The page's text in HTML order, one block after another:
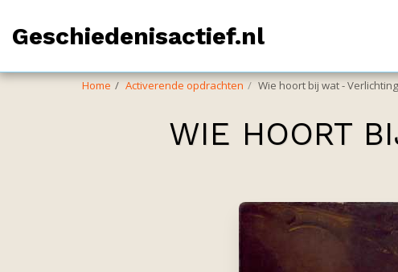
Geschiedenisactief.nl
Home Activerende opdrachten Wie hoort bij wat -
WIE HOORT